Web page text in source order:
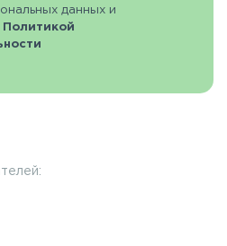
данных и
Политикой